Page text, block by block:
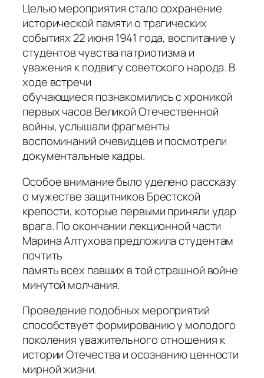
Целью мероприятия стало сохранение
исторической памяти о трагических
событиях 22 июня 1941 года, воспитание у
студентов чувства патриотизма и
уважения к подвигу советского народа. В
ходе встречи
обучающиеся познакомились с хроникой
первых часов Великой Отечественной
войны, услышали фрагменты
воспоминаний очевидцев и посмотрели
документальные кадры.
Особое внимание было уделено рассказу
о мужестве защитников Брестской
крепости, которые первыми приняли удар
врага. По окончании лекционной части
Марина Алтухова предложила студентам
почтить
память всех павших в той страшной войне
минутой молчания.
Проведение подобных мероприятий
способствует формированию у молодого
поколения уважительного отношения к
истории Отечества и осознанию ценности
мирной жизни.